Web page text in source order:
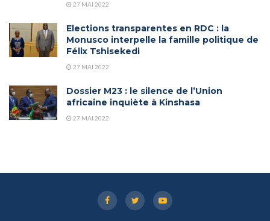
27 MAI 2022
Elections transparentes en RDC : la
Monusco interpelle la famille politique de
Félix Tshisekedi
27 MAI 2022
Dossier M23 : le silence de l’Union
africaine inquiète à Kinshasa
27 MAI 2022